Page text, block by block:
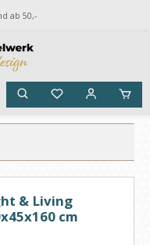
ab 50,-
& Living
cm